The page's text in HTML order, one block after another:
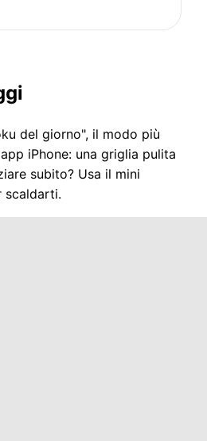
del giorno", il modo più
iPhone: una griglia pulita
subito? Usa il mini
scaldarti.